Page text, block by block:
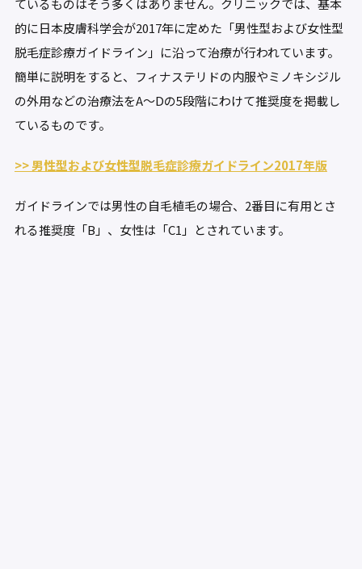
ているものはそう多くはありません。クリニックでは、基本
的に日本皮膚科学会が2017年に定めた「男性型および女性型
脱毛症診療ガイドライン」に沿って治療が行われています。
簡単に説明をすると、フィナステリドの内服やミノキシジル
の外用などの治療法をA～Dの5段階にわけて推奨度を掲載し
ているものです。
>> 男性型および女性型脱毛症診療ガイドライン2017年版
ガイドラインでは男性の自毛植毛の場合、2番目に有用とさ
れる推奨度「B」、女性は「C1」 とされています。